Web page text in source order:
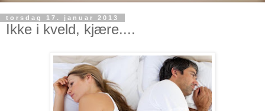
torsdag 17. januar 2013
Ikke i kveld, kjære....